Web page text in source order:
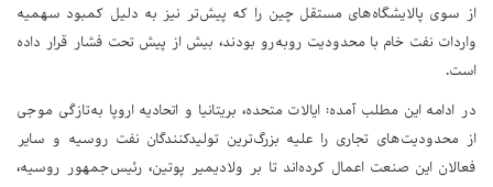
از سوی پالایشگاه‌های مستقل چین را که پیش‌تر نیز به دلیل کمبود سهمیه
واردات نفت خام با محدودیت روبه‌رو بودند، بیش از پیش تحت فشار قرار داده
است.
در ادامه این مطلب آمده: ایالات متحده، بریتانیا و اتحادیه اروپا به‌تازگی موجی
از محدودیت‌های تجاری را علیه بزرگ‌ترین تولیدکنندگان نفت روسیه و سایر
فعالان این صنعت اعمال کرده‌اند تا بر ولادیمیر پوتین، رئیس‌جمهور روسیه،